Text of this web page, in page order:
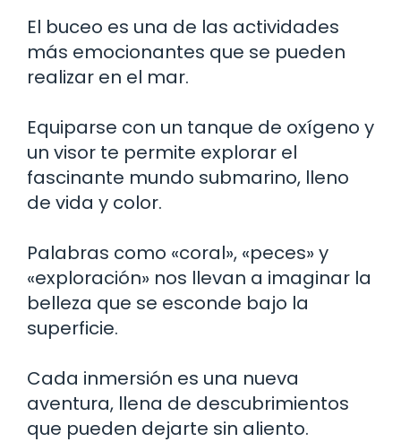
El buceo es una de las actividades
más emocionantes que se pueden
realizar en el mar.
Equiparse con un tanque de oxígeno y
un visor te permite explorar el
fascinante mundo submarino, lleno
de vida y color.
Palabras como «coral», «peces» y
«exploración» nos llevan a imaginar la
belleza que se esconde bajo la
superficie.
Cada inmersión es una nueva
aventura, llena de descubrimientos
que pueden dejarte sin aliento.